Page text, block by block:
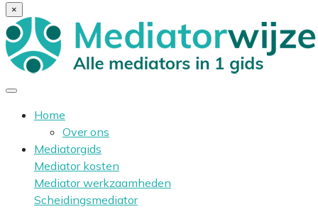
×
Home
Over ons
Mediatorgids
Mediator kosten
Mediator werkzaamheden
Scheidingsmediator